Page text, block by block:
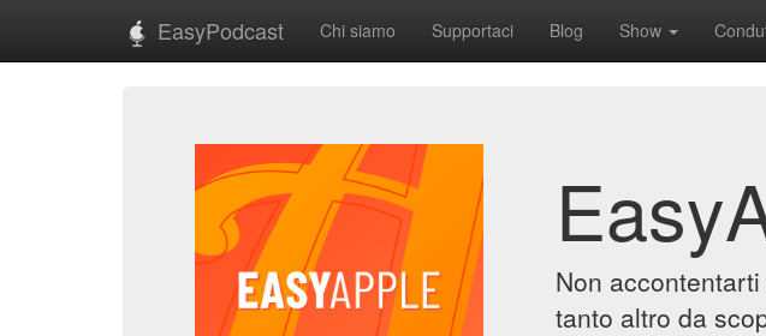
EasyPodcast Chi siamo Supportaci Blog Show
Non
tanto altro da